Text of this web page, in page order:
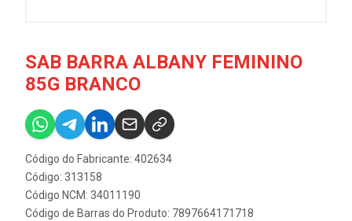
SAB BARRA ALBANY FEMININO
85G BRANCO
Código do Fabricante: 402634
Código: 313158
Código NCM: 34011190
Código de Barras do Produto: 7897664171718